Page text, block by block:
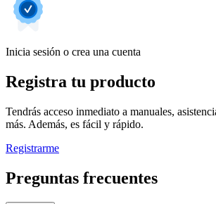
Inicia sesión o crea una cuenta
Registra tu producto
Tendrás acceso inmediato a manuales,
más. Además, es fácil y rápido.
Registrarme
Preguntas frecuentes